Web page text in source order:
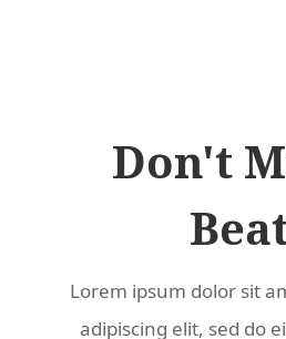
Don't
Lorem ipsum dolor sit
adipiscing elit, sed do